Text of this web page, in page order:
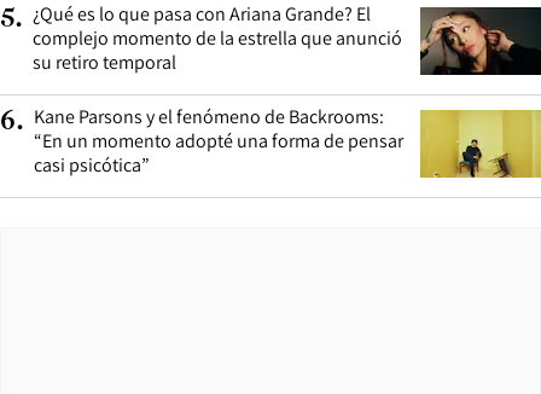
5. ¿Qué es lo que pasa con Ariana Grande? El
complejo momento de la estrella que anunció
su retiro temporal
6. Kane Parsons y el fenómeno de Backrooms:
“En un momento adopté una forma de pensar
casi psicótica”